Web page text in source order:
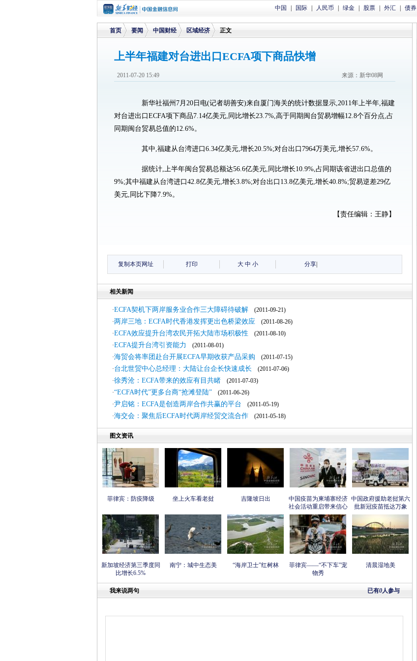
中国 国际 人民币 绿金 股票 外汇 债券
首页
>
要闻
>
中国财经 区域经济 正文
上半年福建对台进出口ECFA项下商品快增
来源：新华08网
2011-07-20 15:49
新华社福州7月20日电(记者胡善安)来自厦门海关的统计数据显示,2011年上半年,福建
对台进出口ECFA项下商品7.14亿美元,同比增长23.7%,高于同期闽台贸易增幅12.8个百分点,占
同期闽台贸易总值的12.6%。
其中,福建从台湾进口6.34亿美元,增长20.5%;对台出口7964万美元,增长57.6%。
据统计,上半年闽台贸易总额达56.6亿美元,同比增长10.9%,占同期该省进出口总值的
9%;其中福建从台湾进口42.8亿美元,增长3.8%;对台出口13.8亿美元,增长40.8%;贸易逆差29亿
美元,同比下降7.9%。
【责任编辑：王静】
复制本页网址 打印 大 中 小 分享
相关新闻
·ECFA契机下两岸服务业合作三大障碍待破解 (2011-09-21)
·两岸三地：ECFA时代香港发挥更出色桥梁效应 (2011-08-26)
·ECFA效应提升台湾农民开拓大陆市场积极性 (2011-08-10)
·ECFA提升台湾引资能力
(2011-08-01)
·海贸会将率团赴台开展ECFA早期收获产品采购 (2011-07-15)
·台北世贸中心总经理：大陆让台企长快速成长 (2011-07-06)
·徐秀沧：ECFA带来的效应有目共睹 (2011-07-03)
·“ECFA时代”更多台商“抢滩登陆” (2011-06-26)
·尹启铭：ECFA是创造两岸合作共赢的平台 (2011-05-19)
·海交会：聚焦后ECFA时代两岸经贸交流合作 (2011-05-18)
图文资讯
菲律宾：防疫降级 坐上火车看老挝 吉隆坡日出
中国疫苗为柬埔寨经济
社会活动重启带来信心
中国政府援助老挝第六
批新冠疫苗抵达万象
新加坡经济第三季度同
比增长6.5%
南宁：城中生态美 “海岸卫士”红树林
菲律宾——“不下车”宠
物秀
清晨湿地美
已有0人参与
我来说两句